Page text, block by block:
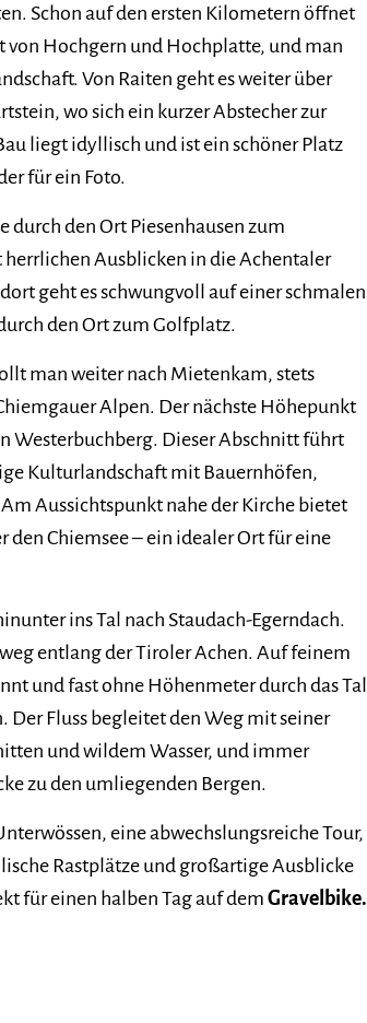
Schon auf den ersten Kilometern öffnet
von Hochgern und Hochplatte, und man
Von Raiten geht es weiter über
wo sich ein kurzer Abstecher zur
liegt idyllisch und ist ein schöner Platz
für ein Foto.
durch den Ort Piesenhausen zum
Ausblicken in die Achentaler
geht es schwungvoll auf einer schmalen
den Ort zum Golfplatz.
man weiter nach Mietenkam, stets
Alpen. Der nächste Höhepunkt
Westerbuchberg. Dieser Abschnitt führt
Kulturlandschaft mit Bauernhöfen,
Aussichtspunkt nahe der Kirche bietet
Chiemsee – ein idealer Ort für eine
ins Tal nach Staudach-Egerndach.
entlang der Tiroler Achen. Auf feinem
und fast ohne Höhenmeter durch das Tal
Der Fluss begleitet den Weg mit seiner
und wildem Wasser, und immer
zu den umliegenden Bergen.
eine abwechslungsreiche Tour,
Rastplätze und großartige Ausblicke
für einen halben Tag auf dem Gravelbike.